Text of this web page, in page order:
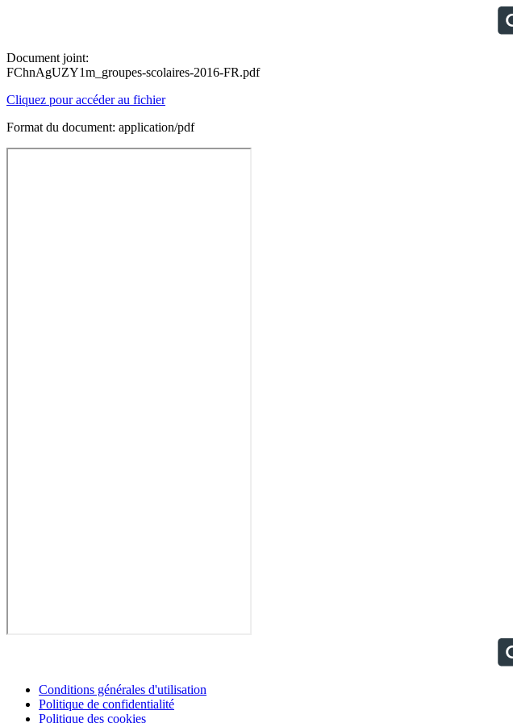
Document joint:
FChnAgUZY1m_groupes-scolaires-2016-FR.pdf
Cliquez pour accéder au fichier
Format du document: application/pdf
Conditions générales d'utilisation
Politique de confidentialité
Politique des cookies